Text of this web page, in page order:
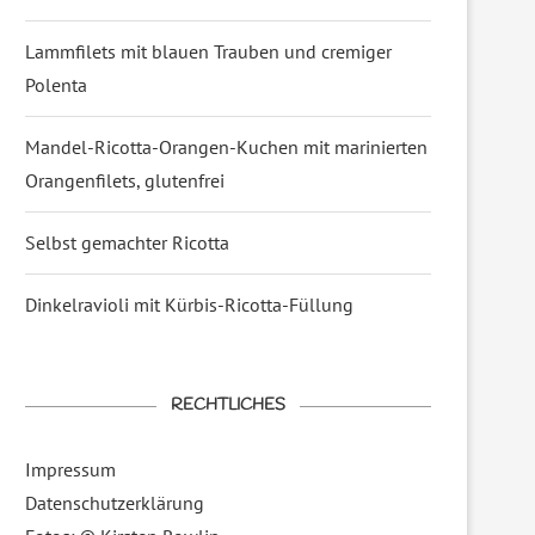
Lammfilets mit blauen Trauben und cremiger
Polenta
Mandel-Ricotta-Orangen-Kuchen mit marinierten
Orangenfilets, glutenfrei
Selbst gemachter Ricotta
Dinkelravioli mit Kürbis-Ricotta-Füllung
RECHTLICHES
Impressum
Datenschutzerklärung